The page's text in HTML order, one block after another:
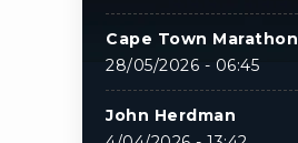
Cape Town Marathon
28/05/2026 - 06:45
John Herdman